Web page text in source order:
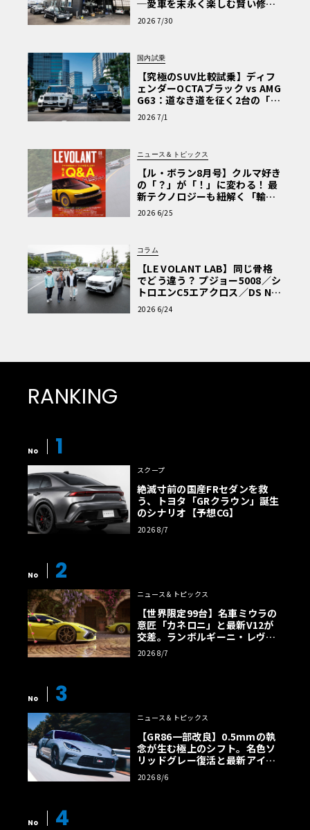
─愛車を末永く楽しむ賢い修理
術と、プロがフックス製オイル
を選ぶ理由〈PR〉
2026 7/30
国内試乗
【究極のSUV比較試乗】ディフ
ェンダーOCTAブラック vs AMG
G63：道なき道を征く2台の「対
極的アプローチ」
2026 7/1
ニュース＆トピックス
【ル・ボラン8月号】クルマ好き
の「？」が「！」に変わる！ 最
新テクノロジーも紐解く「輸入
車Q&A」
2026 6/25
コラム
【LE VOLANT LAB】同じ骨格
でどう違う？ プジョー5008／シ
トロエンC5エアクロス／DS Nº4
読者一気乗りレポート
2026 6/24
RANKING
No 1
スクープ
絶滅寸前の国産FRセダンを救
う、トヨタ「GRクラウン」誕生
のシナリオ【予想CG】
2026 8/7
No 2
ニュース＆トピックス
【世界限定99台】名車ミウラの
意匠「カネロニ」と最新V12が
交差。ランボルギーニ・レヴエ
ルトに60周年記念車が登場
2026 8/7
No 3
ニュース＆トピックス
【GR86一部改良】0.5mmの執
念が生む極上のシフト。名色ソ
リッドグレー復活と最新アイサ
イトでFRの極みへ
2026 8/6
No 4